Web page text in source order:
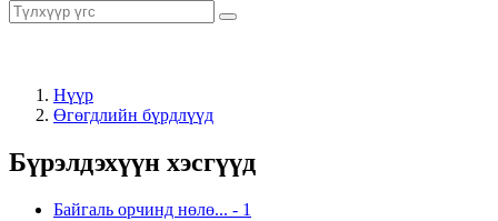
Нүүр
Өгөгдлийн бүрдлүүд
Бүрэлдэхүүн хэсгүүд
Байгаль орчинд нөлө... - 1